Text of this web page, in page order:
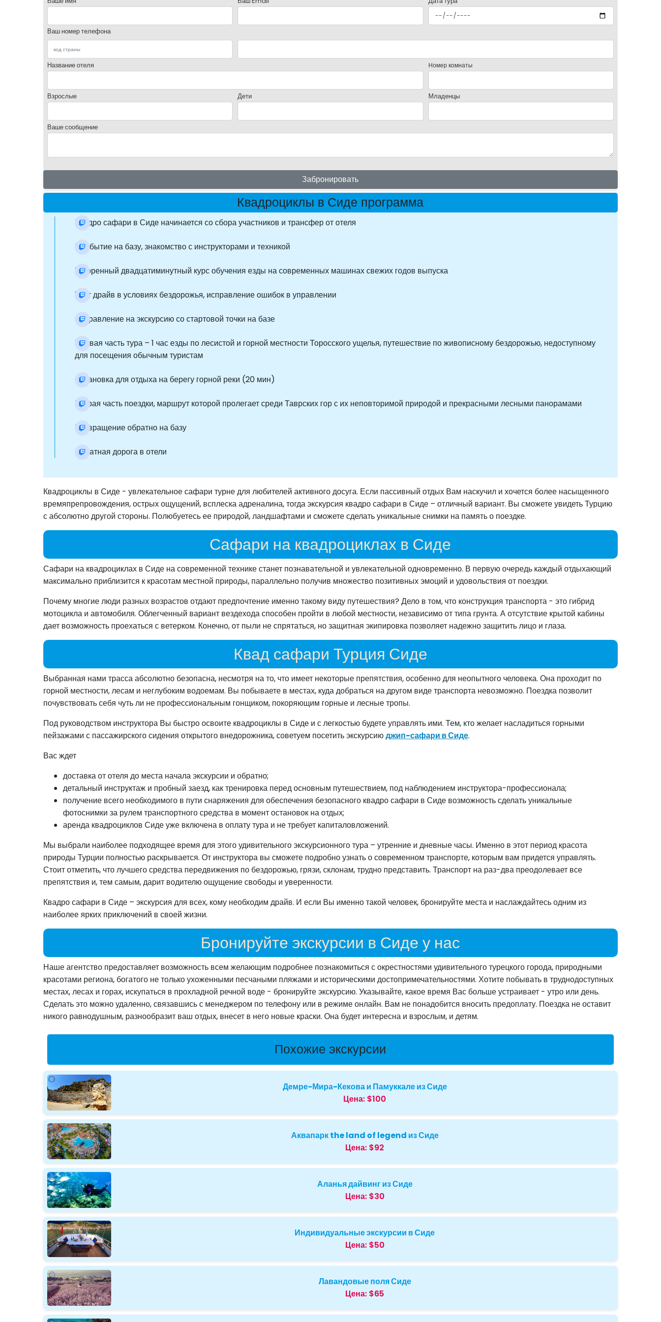
Ваш номер телефона
Название отеля Номер комнаты
Взрослые Дети Младенцы
Ваше сообщение
Забронировать
Квадроциклы в Сиде программа
Квадро сафари в Сиде начинается со сбора участников и трансфер от отеля
Прибытие на базу, знакомство с инструкторами и техникой
Ускоренный двадцатиминутный курс обучения езды на современных машинах свежих годов выпуска
Тест драйв в условиях бездорожья, исправление ошибок в управлении
Отправление на экскурсию со стартовой точки на базе
Первая часть тура – 1 час езды по лесистой и горной местности Торосского ущелья, путешествие по живописному бездорожью, недоступному
для посещения обычным туристам
Остановка для отдыха на берегу горной реки (20 мин)
Вторая часть поездки, маршрут которой пролегает среди Таврских гор с их неповторимой природой и прекрасными лесными панорамами
Возвращение обратно на базу
Обратная дорога в отели
Квадроциклы в Сиде - увлекательное сафари турне для любителей активного досуга. Если пассивный отдых Вам наскучил и хочется более насыщенного
времяпрепровождения, острых ощущений, всплеска адреналина, тогда экскурсия квадро сафари в Сиде – отличный вариант. Вы сможете увидеть Турцию
с абсолютно другой стороны. Полюбуетесь ее природой, ландшафтами и сможете сделать уникальные снимки на память о поездке.
Сафари на квадроциклах в Сиде
Сафари на квадроциклах в Сиде на современной технике станет познавательной и увлекательной одновременно. В первую очередь каждый отдыхающий
максимально приблизится к красотам местной природы, параллельно получив множество позитивных эмоций и удовольствия от поездки.
Почему многие люди разных возрастов отдают предпочтение именно такому виду путешествия? Дело в том, что конструкция транспорта - это гибрид
мотоцикла и автомобиля. Облегченный вариант вездехода способен пройти в любой местности, независимо от типа грунта. А отсутствие крытой кабины
дает возможность проехаться с ветерком. Конечно, от пыли не спрятаться, но защитная экипировка позволяет надежно защитить лицо и глаза.
Квад сафари Турция Сиде
Выбранная нами трасса абсолютно безопасна, несмотря на то, что имеет некоторые препятствия, особенно для неопытного человека. Она проходит по
горной местности, лесам и неглубоким водоемам. Вы побываете в местах, куда добраться на другом виде транспорта невозможно. Поездка позволит
почувствовать себя чуть ли не профессиональным гонщиком, покоряющим горные и лесные тропы.
Под руководством инструктора Вы быстро освоите квадроциклы в Сиде и с легкостью будете управлять ими. Тем, кто желает насладиться горными
пейзажами с пассажирского сидения открытого внедорожника, советуем посетить экскурсиюджип-сафари в Сиде.
Вас ждет
доставка от отеля до места начала экскурсии и обратно;
детальный инструктаж и пробный заезд, как тренировка перед основным путешествием, под наблюдением инструктора-профессионала;
получение всего необходимого в пути снаряжения для обеспечения безопасного квадро сафари в Сиде возможность сделать уникальные
фотоснимки за рулем транспортного средства в момент остановок на отдых;
аренда квадроциклов Сиде уже включена в оплату тура и не требует капиталовложений.
Мы выбрали наиболее подходящее время для этого удивительного экскурсионного тура – утренние и дневные часы. Именно в этот период красота
природы Турции полностью раскрывается. От инструктора вы сможете подробно узнать о современном транспорте, которым вам придется управлять.
Стоит отметить, что лучшего средства передвижения по бездорожью, грязи, склонам, трудно представить. Транспорт на раз-два преодолевает все
препятствия и, тем самым, дарит водителю ощущение свободы и уверенности.
Квадро сафари в Сиде – экскурсия для всех, кому необходим драйв. И если Вы именно такой человек, бронируйте места и наслаждайтесь одним из
наиболее ярких приключений в своей жизни.
Бронируйте экскурсии в Сиде у нас
Наше агентство предоставляет возможность всем желающим подробнее познакомиться с окрестностями удивительного турецкого города, природными
красотами региона, богатого не только ухоженными песчаными пляжами и историческими достопримечательностями. Хотите побывать в труднодоступных
местах, лесах и горах, искупаться в прохладной речной воде - бронируйте экскурсию. Указывайте, какое время Вас больше устраивает - утро или день.
Сделать это можно удаленно, связавшись с менеджером по телефону или в режиме онлайн. Вам не понадобится вносить предоплату. Поездка не оставит
никого равнодушным, разнообразит ваш отдых, внесет в него новые краски. Она будет интересна и взрослым, и детям.
Похожие экскурсии
Демре-Мира-Кекова и Памуккале из Сиде
Цена: $100
Аквапарк the land of legend из Сиде
Цена: $92
Аланья дайвинг из Сиде
Цена: $30
Индивидуальные экскурсии в Сиде
Цена: $50
Лавандовые поля Сиде
Цена: $65